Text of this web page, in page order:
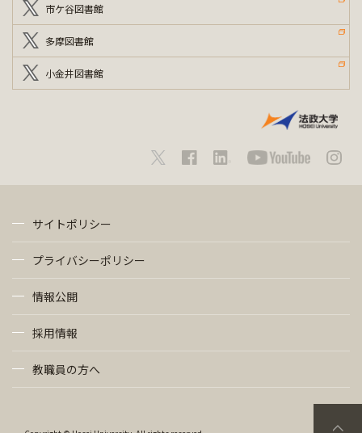
市ケ谷図書館
多摩図書館
小金井図書館
サイトポリシー
プライバシーポリシー
情報公開
採用情報
教職員の方へ